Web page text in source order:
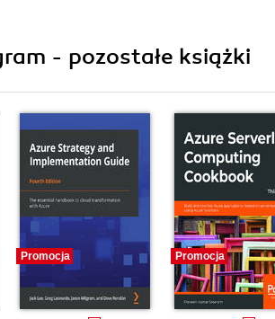
- pozostałe książki
Promocja Promocja